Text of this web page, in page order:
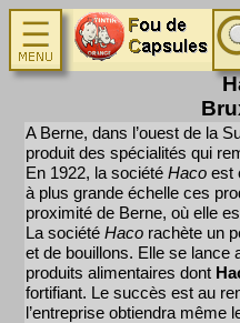
A Berne, dans l’ouest de la
produit des spécialités qui
En 1922, la société Haco est
à plus grande échelle ces
proximité de Berne, où elle
La société Haco rachète un
et de bouillons. Elle se lance
produits alimentaires dont
fortifiant. Le succès est au
l’entreprise obtiendra même